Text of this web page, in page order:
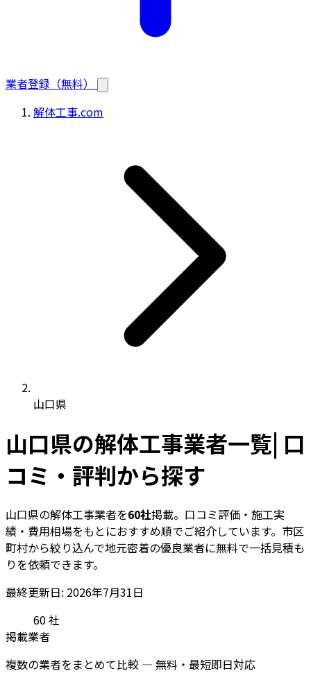
業者登録（無料）
解体工事.com
山口県
山口県の解体工事業者一覧| 口
コミ・評判から探す
山口県の解体工事業者を60社掲載。口コミ評価・施工実
績・費用相場をもとにおすすめ順でご紹介しています。市区
町村から絞り込んで地元密着の優良業者に無料で一括見積も
りを依頼できます。
最終更新日: 2026年7月31日
60社
掲載業者
複数の業者をまとめて比較 — 無料・最短即日対応